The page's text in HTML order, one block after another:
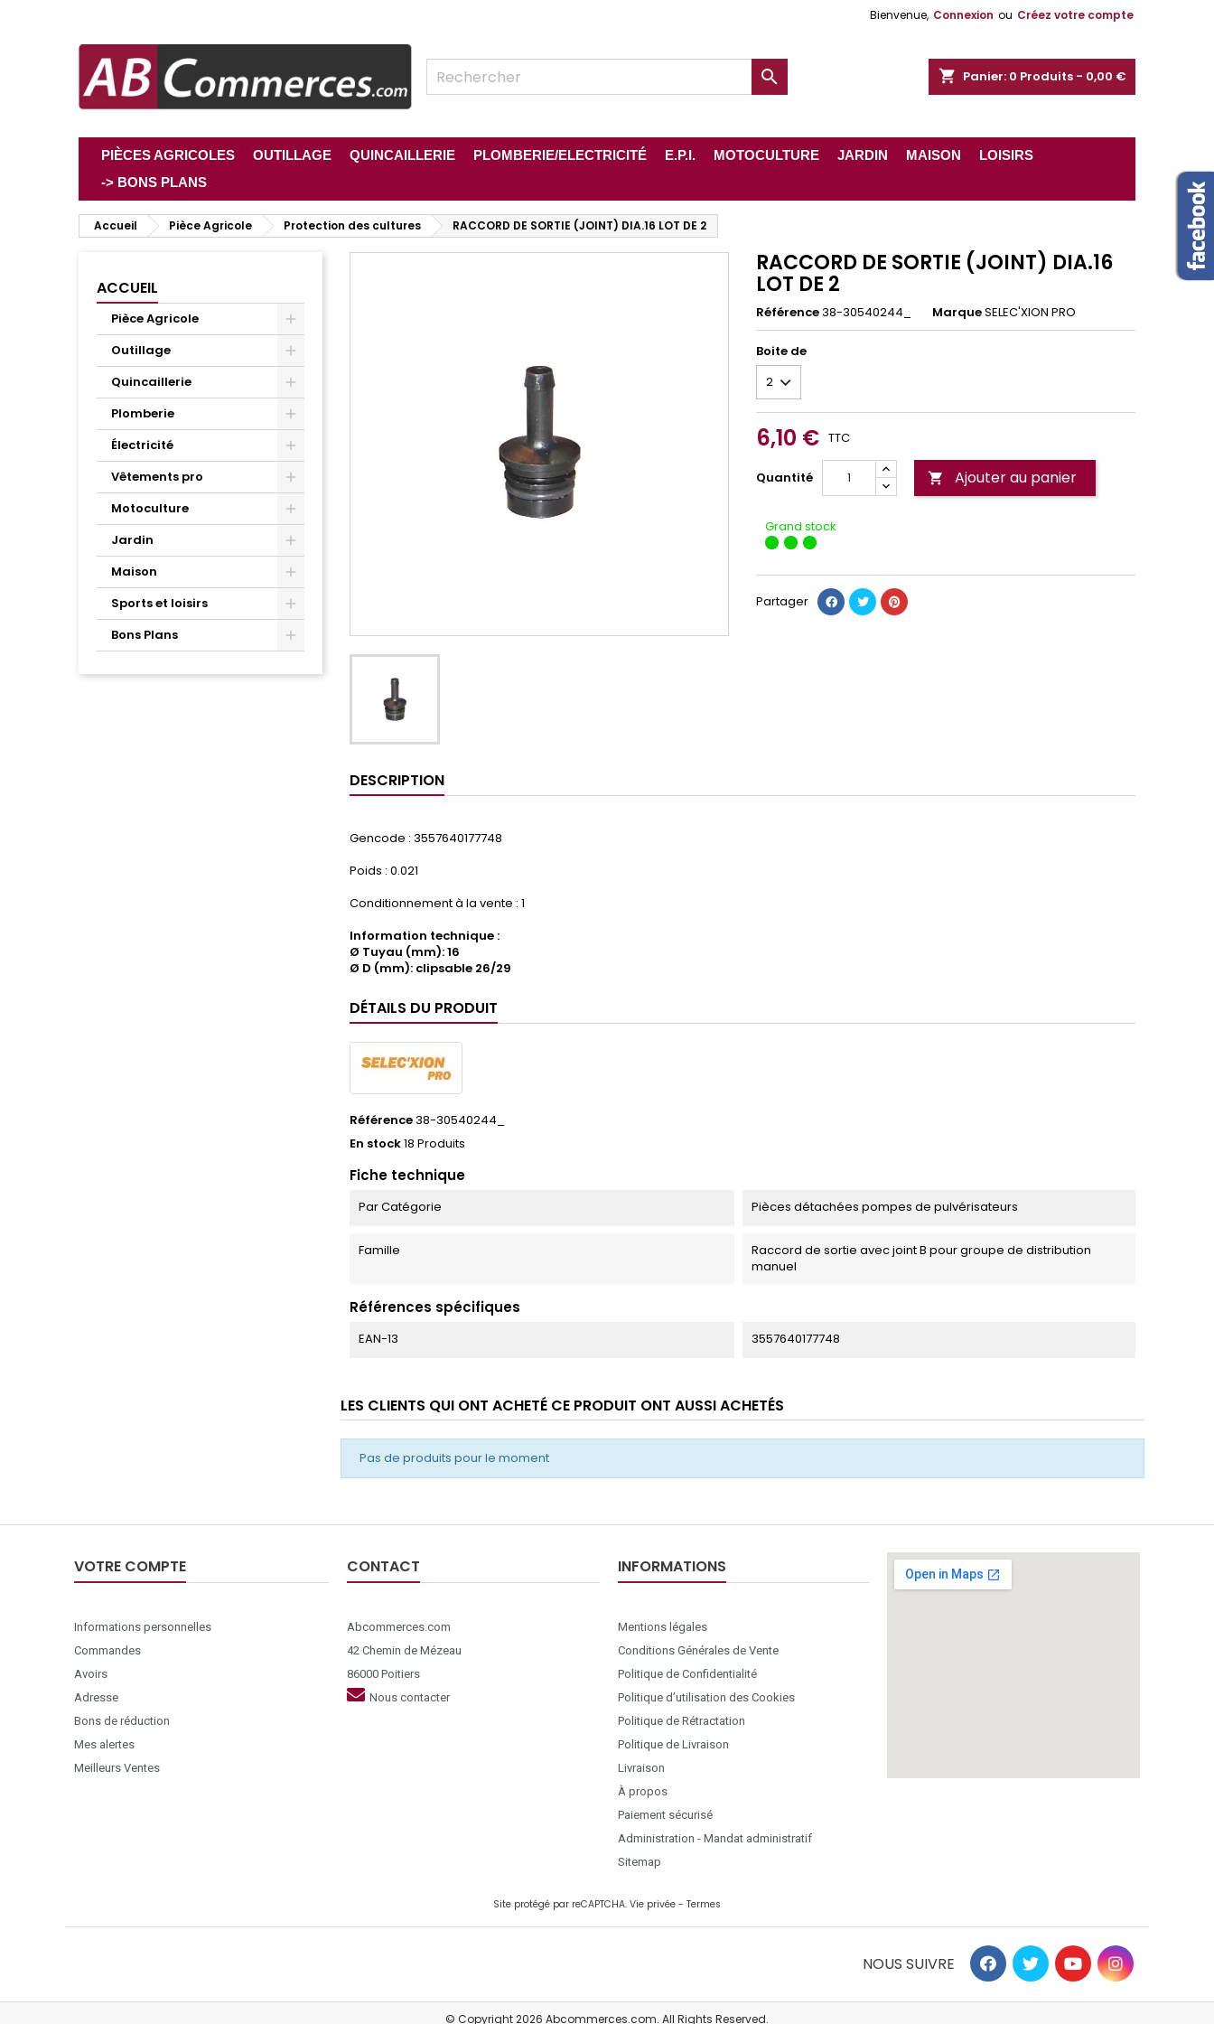
Bienvenue, Connexion ou Créez votre compte
shopping_cart Panier: 0 Produits - 0,00 €

PIÈCES AGRICOLES OUTILLAGE QUINCAILLERIE PLOMBERIE/ELECTRICITÉ E.P.I. MOTOCULTURE JARDIN MAISON
LOISIRS
-> BONS PLANS
Accueil Pièce Agricole Protection des cultures RACCORD DE SORTIE (JOINT) DIA.16 LOT DE 2
ACCUEIL
Pièce Agricole
Outillage
Quincaillerie
Plomberie
Électricité
Vêtements pro
Motoculture
Jardin
Maison
Sports et loisirs
Bons Plans
RACCORD DE SORTIE (JOINT) DIA.16
LOT DE 2
Référence38-30540244_ MarqueSELEC'XION PRO
Boite de
6,10 € TTC
Quantité  Ajouter au panier
Grand stock
Partager
DESCRIPTION
Gencode : 3557640177748
Poids : 0.021
Conditionnement à la vente : 1
Information technique :
Ø Tuyau (mm): 16
Ø D (mm): clipsable 26/29
DÉTAILS DU PRODUIT
Référence38-30540244_
En stock18 Produits
Fiche technique
Par Catégorie Pièces détachées pompes de pulvérisateurs
Famille
Raccord de sortie avec joint B pour groupe de distribution
manuel
Références spécifiques
EAN-13 3557640177748
LES CLIENTS QUI ONT ACHETÉ CE PRODUIT ONT AUSSI ACHETÉS
Pas de produits pour le moment
VOTRE COMPTE
Informations personnelles
Commandes
Avoirs
Adresse
Bons de réduction
Mes alertes
Meilleurs Ventes
CONTACT
Abcommerces.com
42 Chemin de Mézeau
86000 Poitiers
Nous contacter
INFORMATIONS
Mentions légales
Conditions Générales de Vente
Politique de Confidentialité
Politique d’utilisation des Cookies
Politique de Rétractation
Politique de Livraison
Livraison
À propos
Paiement sécurisé
Administration - Mandat administratif
Sitemap
Site protégé par reCAPTCHA. Vie privée - Termes
NOUS SUIVRE
© Copyright 2026 Abcommerces.com. All Rights Reserved.